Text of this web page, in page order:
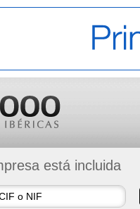
está incluida